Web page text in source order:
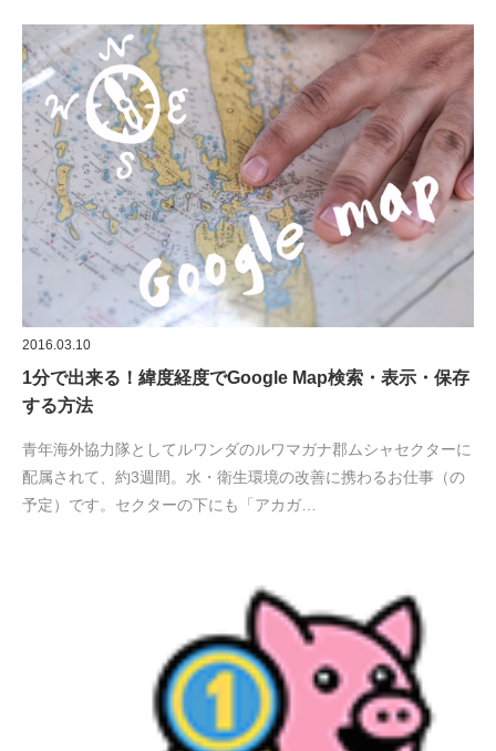
2016.03.10
1分で出来る！緯度経度でGoogle Map検索・表示・保存
する方法
青年海外協力隊としてルワンダのルワマガナ郡ムシャセクターに
配属されて、約3週間。水・衛生環境の改善に携わるお仕事（の
予定）です。セクターの下にも「アカガ…